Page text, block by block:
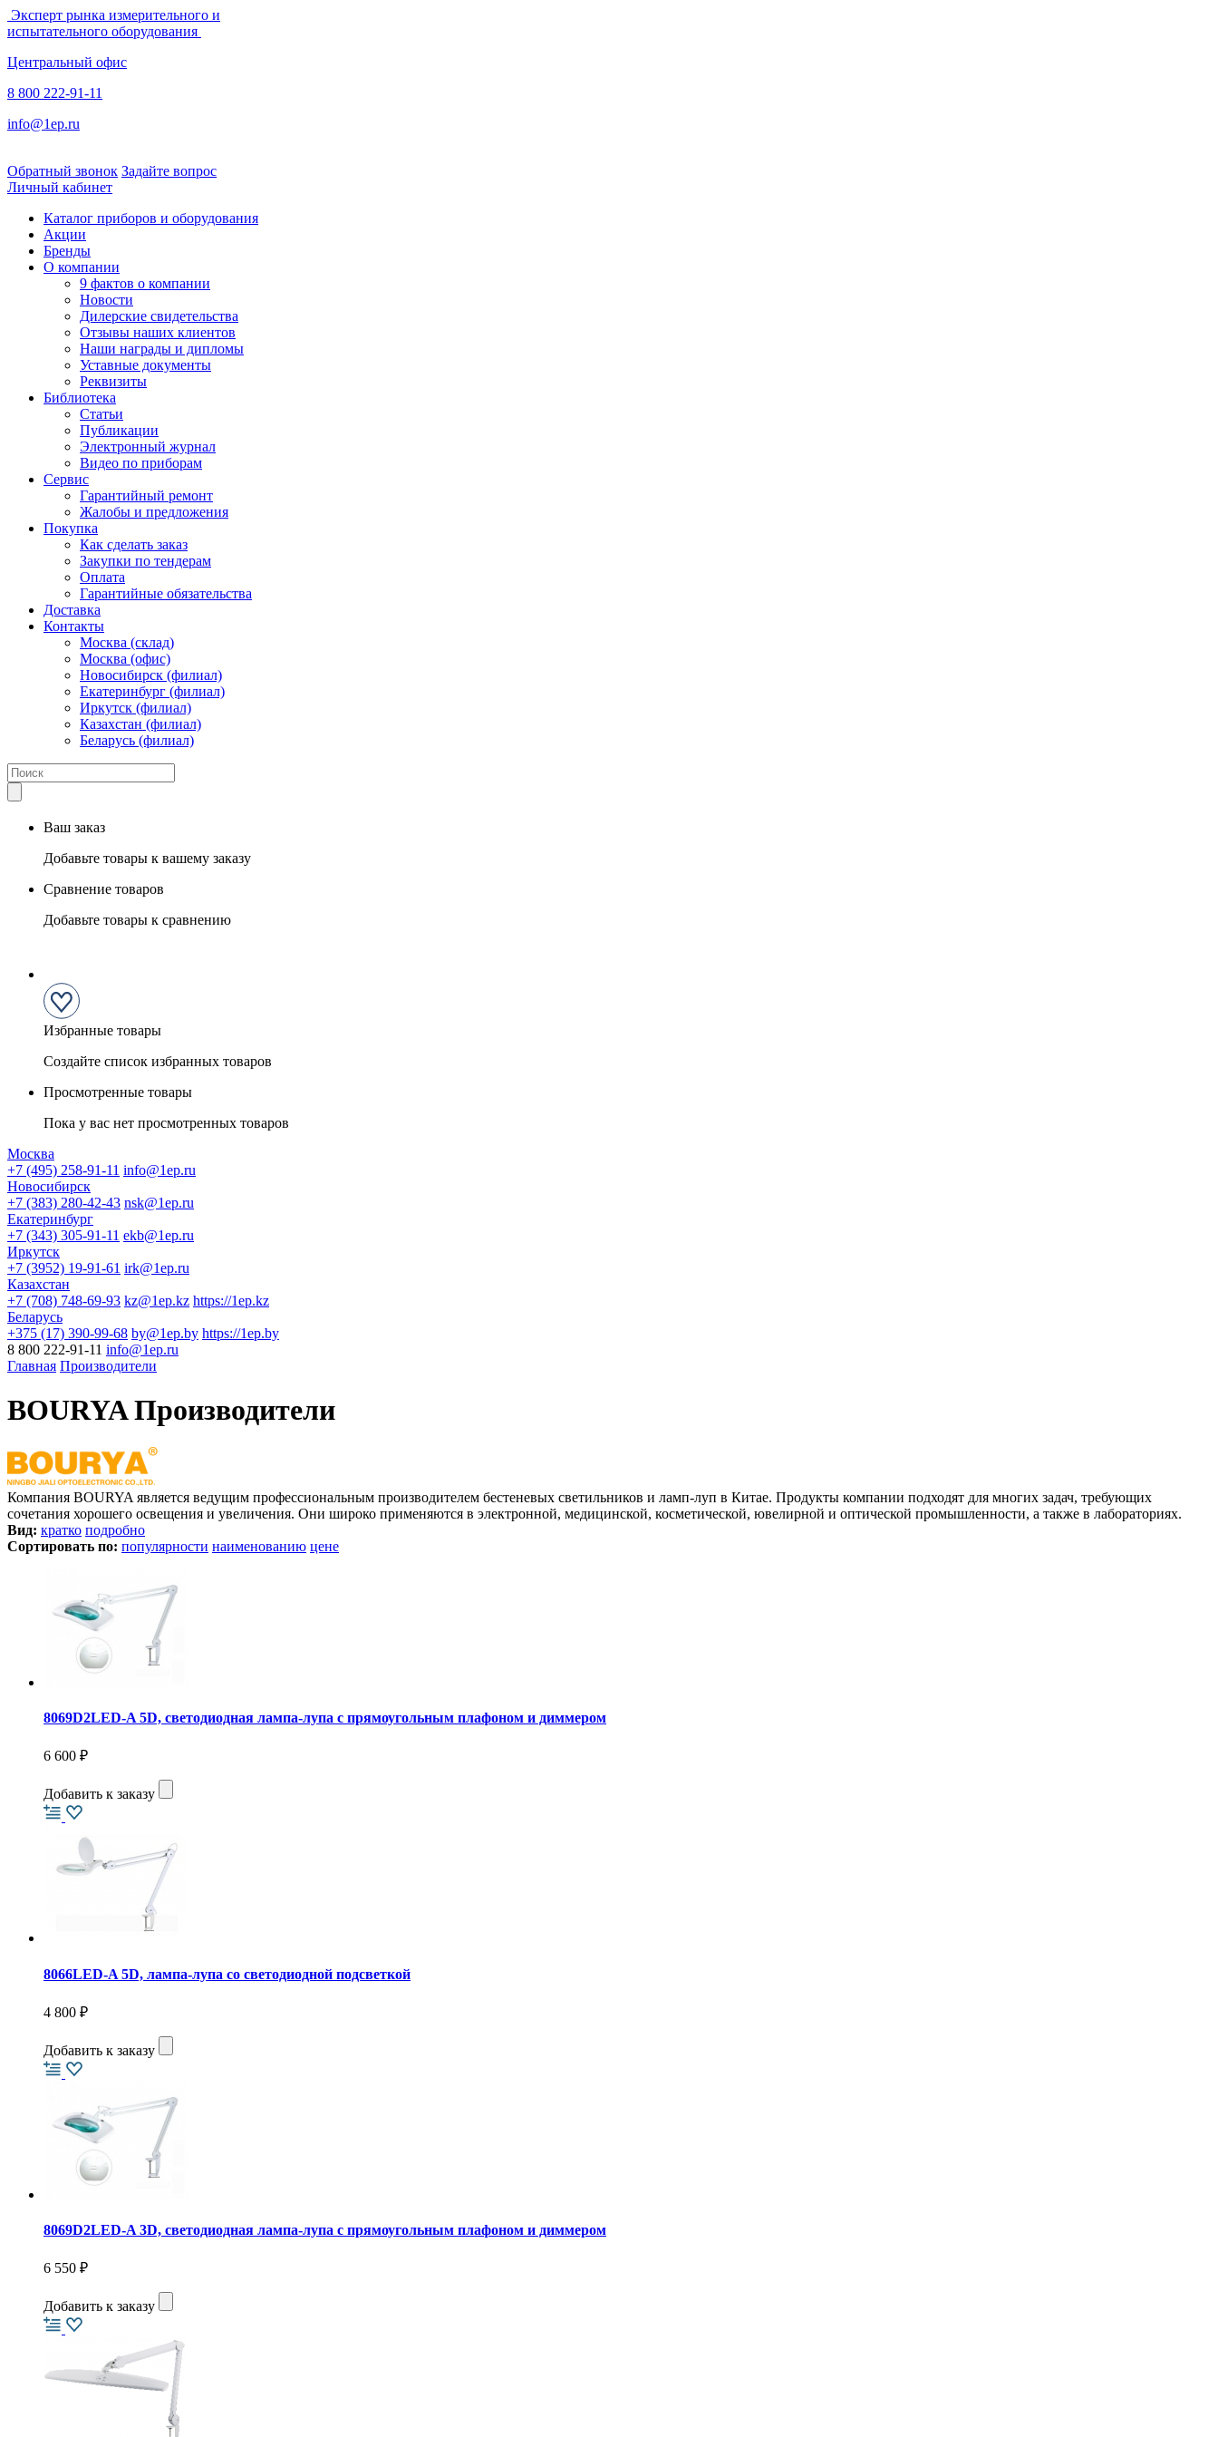
Эксперт рынка измерительного и
испытательного оборудования
Центральный офис
8 800 222-91-11
info@1ep.ru
Обратный звонок Задайте вопрос
Личный кабинет
Каталог приборов и оборудования
Акции
Бренды
О компании
9 фактов о компании
Новости
Дилерские свидетельства
Отзывы наших клиентов
Наши награды и дипломы
Уставные документы
Реквизиты
Библиотека
Статьи
Публикации
Электронный журнал
Видео по приборам
Сервис
Гарантийный ремонт
Жалобы и предложения
Покупка
Как сделать заказ
Закупки по тендерам
Оплата
Гарантийные обязательства
Доставка
Контакты
Москва (склад)
Москва (офис)
Новосибирск (филиал)
Екатеринбург (филиал)
Иркутск (филиал)
Казахстан (филиал)
Беларусь (филиал)
Ваш заказ
Добавьте товары к вашему заказу
Сравнение товаров
Добавьте товары к сравнению
Избранные товары
Создайте список избранных товаров
Просмотренные товары
Пока у вас нет просмотренных товаров
Москва
+7 (495) 258-91-11 info@1ep.ru
Новосибирск
+7 (383) 280-42-43 nsk@1ep.ru
Екатеринбург
+7 (343) 305-91-11 ekb@1ep.ru
Иркутск
+7 (3952) 19-91-61 irk@1ep.ru
Казахстан
+7 (708) 748-69-93 kz@1ep.kz https://1ep.kz
Беларусь
+375 (17) 390-99-68 by@1ep.by https://1ep.by
8 800 222-91-11 info@1ep.ru
Главная Производители
BOURYA Производители
Компания BOURYA является ведущим профессиональным производителем бестеневых светильников и ламп-луп в Китае. Продукты компании подходят для многих задач, требующих
сочетания хорошего освещения и увеличения. Они широко применяются в электронной, медицинской, косметической, ювелирной и оптической промышленности, а также в лабораториях.
Вид: кратко подробно
Сортировать по: популярности наименованию цене
8069D2LED-A 5D, светодиодная лампа-лупа с прямоугольным плафоном и диммером
6 600 ₽
Добавить к заказу
8066LED-A 5D, лампа-лупа со светодиодной подсветкой
4 800 ₽
Добавить к заказу
8069D2LED-A 3D, светодиодная лампа-лупа с прямоугольным плафоном и диммером
6 550 ₽
Добавить к заказу